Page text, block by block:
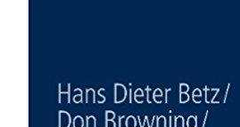
Materialpool